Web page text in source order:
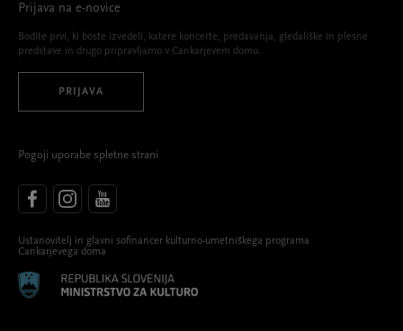
Prijava na e-novice
Bodite prvi, ki boste izvedeli, katere koncerte, predavanja, gledališke in plesne
predstave in drugo pripravljamo v Cankarjevem domu.
PRIJAVA
Pogoji uporabe spletne strani
Ustanovitelj in glavni sofinancer kulturno-umetniškega programa
Cankarjevega doma